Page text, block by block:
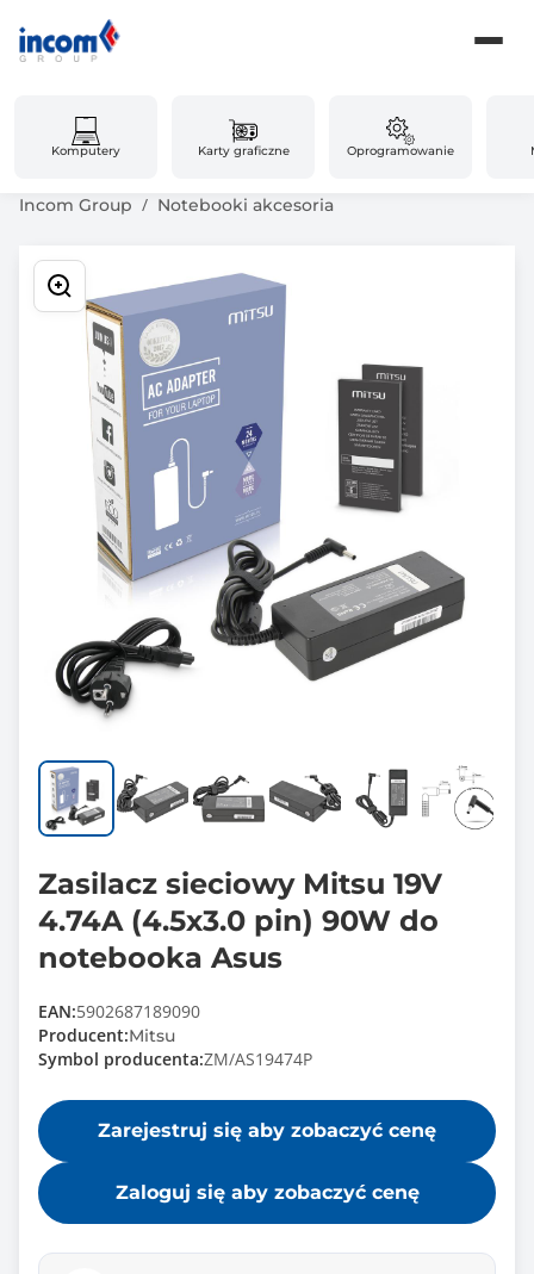
Komputery Karty graficzne Oprogramowanie
Incom Group Notebooki akcesoria
Zasilacz sieciowy Mitsu 19V
4.74A (4.5x3.0 pin) 90W do
notebooka Asus
EAN:5902687189090
Producent:Mitsu
Symbol producenta:ZM/AS19474P
Zarejestruj się aby zobaczyć cenę
Zaloguj się aby zobaczyć cenę